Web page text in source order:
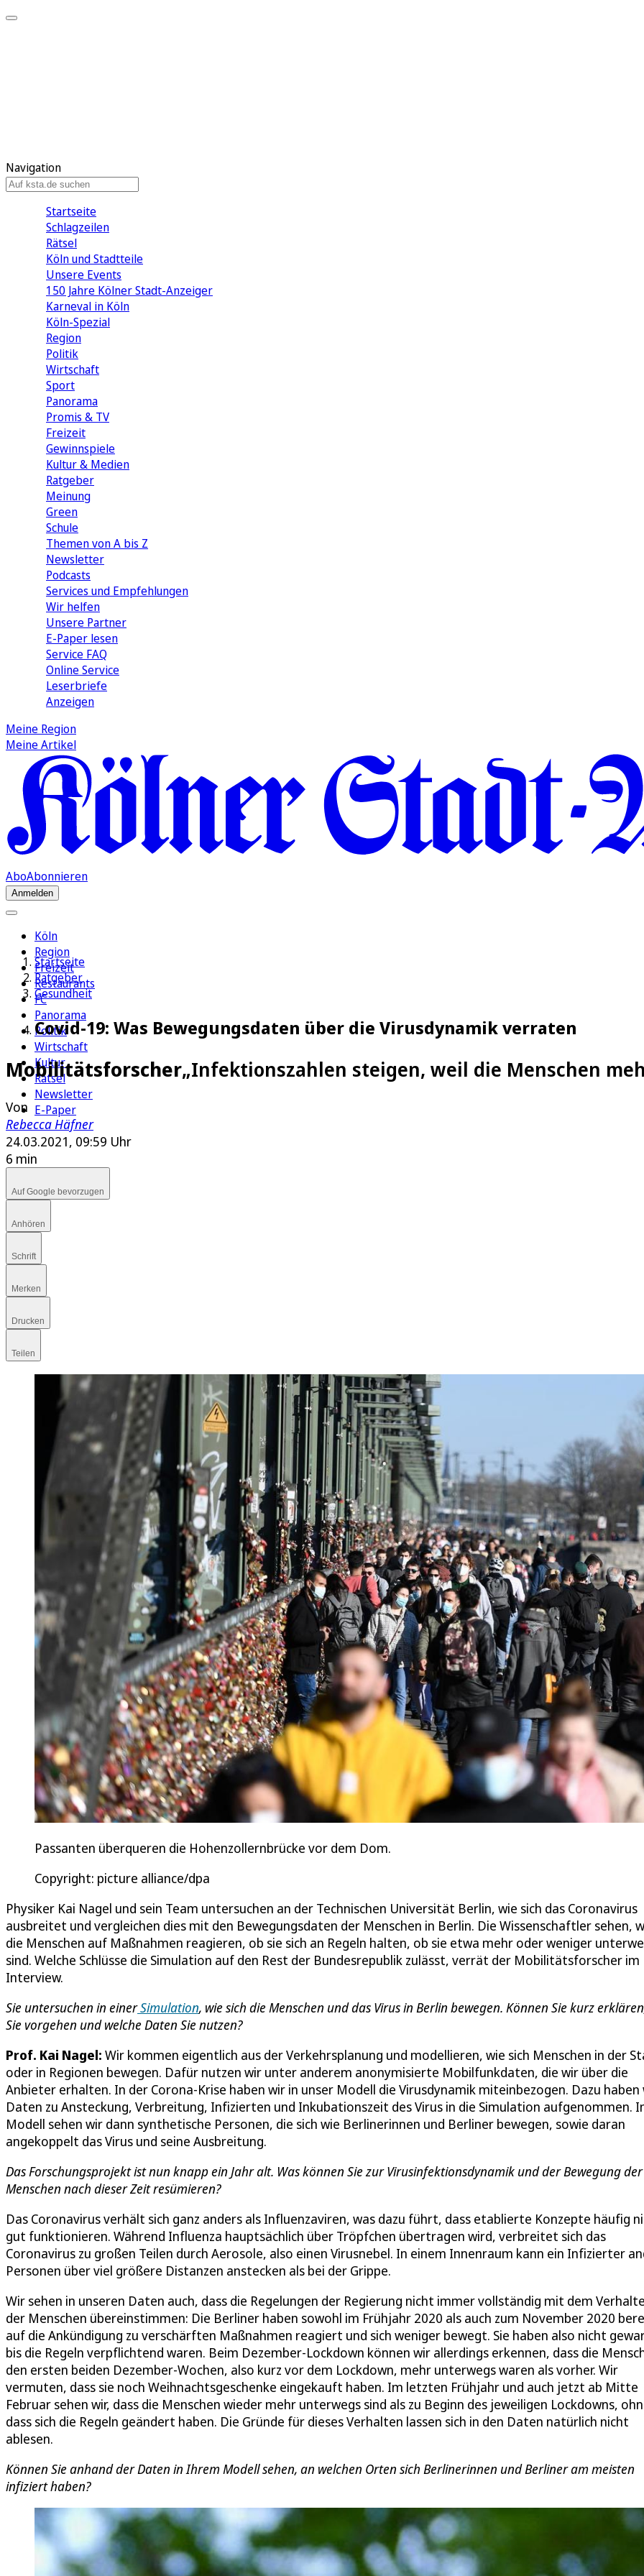
Navigation
Startseite
Schlagzeilen
Rätsel
Köln und Stadtteile
Unsere Events
150 Jahre Kölner Stadt-Anzeiger
Karneval in Köln
Köln-Spezial
Region
Politik
Wirtschaft
Sport
Panorama
Promis & TV
Freizeit
Gewinnspiele
Kultur & Medien
Ratgeber
Meinung
Green
Schule
Themen von A bis Z
Newsletter
Podcasts
Services und Empfehlungen
Wir helfen
Unsere Partner
E-Paper lesen
Service FAQ
Online Service
Leserbriefe
Anzeigen
Meine Region
Meine Artikel
AboAbonnieren
Anmelden
Köln
Region
Freizeit
Restaurants
FC
Panorama
Politik
Wirtschaft
Kultur
Rätsel
Newsletter
E-Paper
Startseite
Ratgeber
Gesundheit
Covid-19: Was Bewegungsdaten über die Virusdynamik verraten
Mobilitätsforscher„Infektionszahlen steigen, weil die Menschen
Von
Rebecca Häfner
24.03.2021, 09:59 Uhr
6 min
Auf Google bevorzugen
Anhören
Schrift
Merken
Drucken
Teilen
Passanten überqueren die Hohenzollernbrücke vor dem Dom.
Copyright: picture alliance/dpa
Physiker Kai Nagel und sein Team untersuchen an der Technischen Universität Berlin, wie sich das Coronavirus
ausbreitet und vergleichen dies mit den Bewegungsdaten der Menschen in Berlin. Die Wissenschaftler sehen,
die Menschen auf Maßnahmen reagieren, ob sie sich an Regeln halten, ob sie etwa mehr oder weniger
sind. Welche Schlüsse die Simulation auf den Rest der Bundesrepublik zulässt, verrät der Mobilitätsforscher im
Interview.
Sie untersuchen in einerSimulation, wie sich die Menschen und das Virus in Berlin bewegen. Können Sie kurz
Sie vorgehen und welche Daten Sie nutzen?
Prof. Kai Nagel: Wir kommen eigentlich aus der Verkehrsplanung und modellieren, wie sich Menschen in der
oder in Regionen bewegen. Dafür nutzen wir unter anderem anonymisierte Mobilfunkdaten, die wir über die
Anbieter erhalten. In der Corona-Krise haben wir in unser Modell die Virusdynamik miteinbezogen. Dazu haben
Daten zu Ansteckung, Verbreitung, Infizierten und Inkubationszeit des Virus in die Simulation aufgenommen.
Modell sehen wir dann synthetische Personen, die sich wie Berlinerinnen und Berliner bewegen, sowie daran
angekoppelt das Virus und seine Ausbreitung.
Das Forschungsprojekt ist nun knapp ein Jahr alt. Was können Sie zur Virusinfektionsdynamik und der Bewegung der
Menschen nach dieser Zeit resümieren?
Das Coronavirus verhält sich ganz anders als Influenzaviren, was dazu führt, dass etablierte Konzepte häufig
gut funktionieren. Während Influenza hauptsächlich über Tröpfchen übertragen wird, verbreitet sich das
Coronavirus zu großen Teilen durch Aerosole, also einen Virusnebel. In einem Innenraum kann ein Infizierter
Personen über viel größere Distanzen anstecken als bei der Grippe.
Wir sehen in unseren Daten auch, dass die Regelungen der Regierung nicht immer vollständig mit dem
der Menschen übereinstimmen: Die Berliner haben sowohl im Frühjahr 2020 als auch zum November 2020
auf die Ankündigung zu verschärften Maßnahmen reagiert und sich weniger bewegt. Sie haben also nicht
bis die Regeln verpflichtend waren. Beim Dezember-Lockdown können wir allerdings erkennen, dass die
den ersten beiden Dezember-Wochen, also kurz vor dem Lockdown, mehr unterwegs waren als vorher. Wir
vermuten, dass sie noch Weihnachtsgeschenke eingekauft haben. Im letzten Frühjahr und auch jetzt ab Mitte
Februar sehen wir, dass die Menschen wieder mehr unterwegs sind als zu Beginn des jeweiligen Lockdowns,
dass sich die Regeln geändert haben. Die Gründe für dieses Verhalten lassen sich in den Daten natürlich nicht
ablesen.
Können Sie anhand der Daten in Ihrem Modell sehen, an welchen Orten sich Berlinerinnen und Berliner am meisten
infiziert haben?